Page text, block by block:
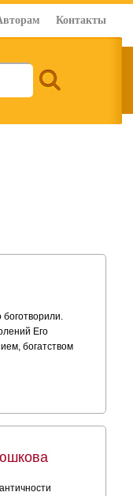
Контакты
Его
богатством